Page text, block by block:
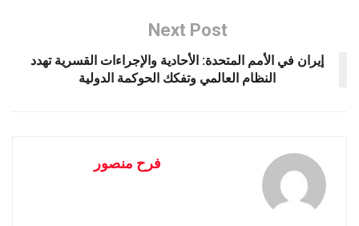
Next Post
إيران في الأمم المتحدة: الأحادية والإجراءات القسرية تهدد
النظام العالمي وتفكك الحوكمة الدولية
فرح منصور